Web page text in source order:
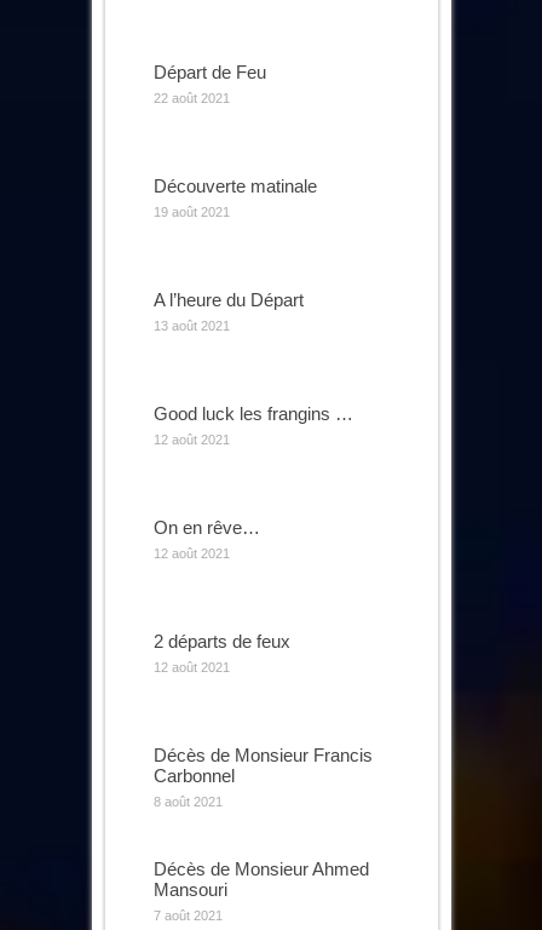
Départ de Feu
22 août 2021
Découverte matinale
19 août 2021
A l’heure du Départ
13 août 2021
Good luck les frangins …
12 août 2021
On en rêve…
12 août 2021
2 départs de feux
12 août 2021
Décès de Monsieur Francis
Carbonnel
8 août 2021
Décès de Monsieur Ahmed
Mansouri
7 août 2021